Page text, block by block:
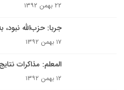
۲۲ بهمن ۱۳۹۲
جربا: حزب‌الله
۱۷ بهمن ۱۳۹۲
المعلم: مذاکرات
۱۲ بهمن ۱۳۹۲